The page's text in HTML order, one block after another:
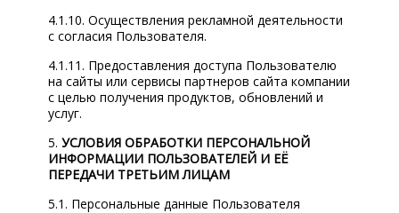
4.1.10. Осуществления рекламной деятельности
с согласия Пользователя.
4.1.11. Предоставления доступа Пользователю
на сайты или сервисы партнеров сайта компании
с целью получения продуктов, обновлений и
услуг.
5. УСЛОВИЯ ОБРАБОТКИ ПЕРСОНАЛЬНОЙ
ИНФОРМАЦИИ ПОЛЬЗОВАТЕЛЕЙ И ЕЁ
ПЕРЕДАЧИ ТРЕТЬИМ ЛИЦАМ
5.1. Персональные данные Пользователя